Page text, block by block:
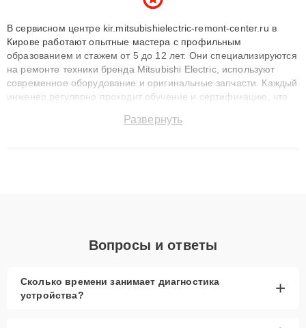
В сервисном центре kir.mitsubishielectric-remont-center.ru в
Кирове работают опытные мастера с профильным
образованием и стажем от 5 до 12 лет. Они специализируются
на ремонте техники бренда Mitsubishi Electric, используют
современное оборудование и оригинальные запчасти. Каждый
инженер регулярно проходит обучение и сертификацию, что
восстанавливать технику с сохранением гарантии до 3 лет.
Развернуть
Вопросы и ответы
Сколько времени занимает диагностика
устройства?
+